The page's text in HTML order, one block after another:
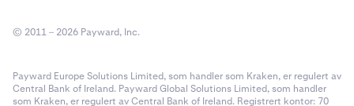
© 2011 – 2026 Payward, Inc.
Payward Europe Solutions Limited, som handler som Kraken, er regulert av
Central Bank of Ireland. Payward Global Solutions Limited, som handler
som Kraken, er regulert av Central Bank of Ireland. Registrert kontor: 70